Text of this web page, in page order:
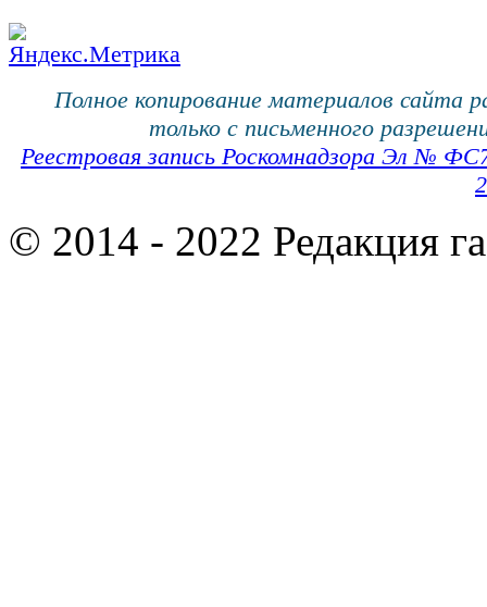
Полное копирование материалов сайта
только с письменного
Реестровая запись Роскомнадзора Эл №
© 2014 - 2022 Редакция